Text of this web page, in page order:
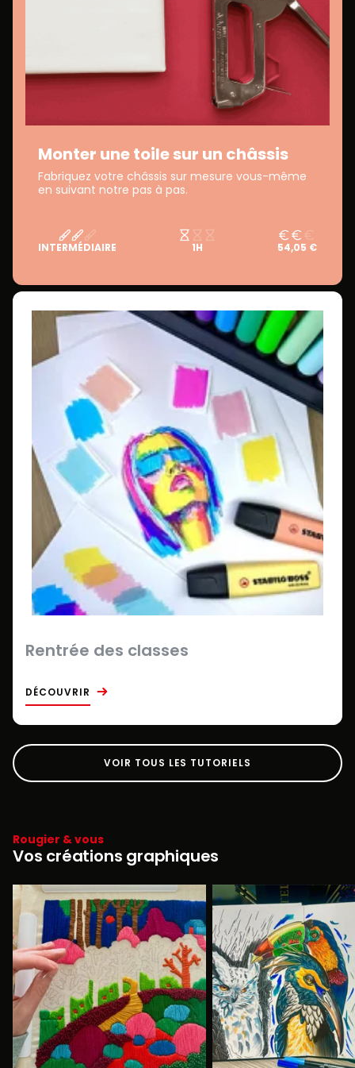
Monter une toile sur un châssis
Fabriquez votre châssis sur mesure vous-même
en suivant notre pas à pas.
INTERMÉDIAIRE 1H 54,05 €
Rentrée des classes
DÉCOUVRIR
VOIR TOUS LES TUTORIELS
Rougier & vous
Vos créations graphiques